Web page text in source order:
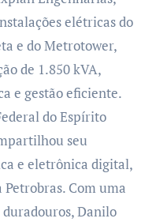
elétricas do
e do Metrotower,
de 1.850 kVA,
e gestão eficiente.
do Espírito
seu
e eletrônica digital,
Com uma
Danilo